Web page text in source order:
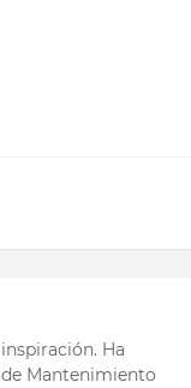
Ha
Mantenimiento